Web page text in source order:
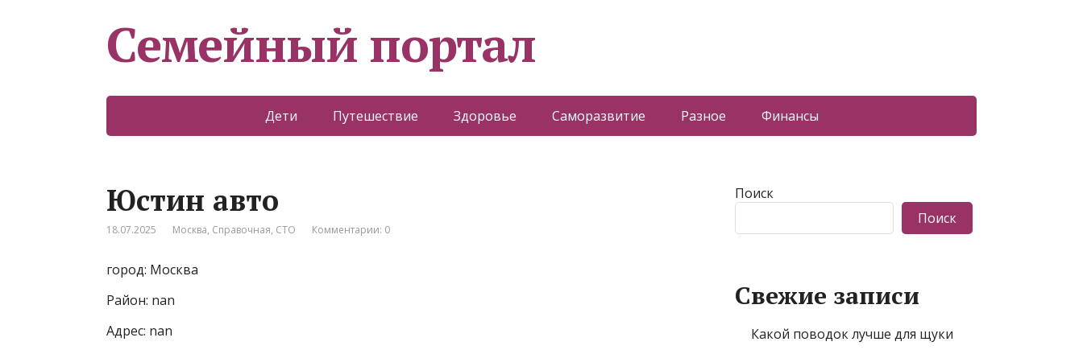
Семейный портал
Дети Путешествие Здоровье Саморазвитие Разное Финансы
Юстин авто
18.07.2025 Москва, Справочная, СТО Комментарии: 0
город: Москва
Район: nan
Адрес: nan
Поиск
Поиск
Свежие записи
Какой поводок лучше для щуки